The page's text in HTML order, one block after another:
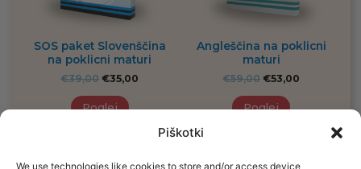
Piškotki
We use technologies like cookies to store and/or access device
SOS paket Slovenščina
na poklicni maturi
€39,00 €35,00
Poglej
Angleščina na poklicni
maturi
€59,00 €53,00
Poglej